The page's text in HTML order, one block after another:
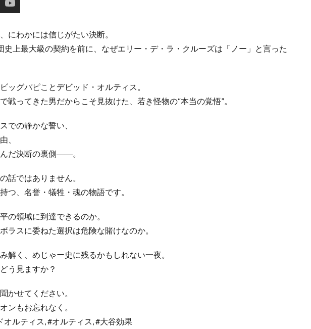
にわかには信じがたい決断。
史上最大級の契約を前に、なぜエリー・デ・ラ・クルーズは「ノー」と言った
ッグパピことデビッド・オルティス。
戦ってきた男だからこそ見抜けた、若き怪物の“本当の覚悟”。
での静かな誓い、
、
だ決断の裏側――。
話ではありません。
つ、名誉・犠牲・魂の物語です。
の領域に到達できるのか。
ラスに委ねた選択は危険な賭けなのか。
解く、めじゃー史に残るかもしれない一夜。
う見ますか？
かせてください。
ンもお忘れなく。
オルティス, #オルティス, #大谷効果